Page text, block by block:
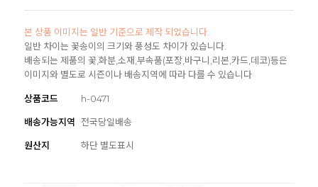
본 상품 이미지는 일반 기준으로 제작 되었습니다.
일반 차이는 꽃송이의 크기와 풍성도 차이가 있습니다.
배송되는 제품의 꽃,화분,소재,부속품(포장,바구니,리본,카드,데코)등은
이미지와 별도로 시즌이나 배송지역에 따라 다를 수 있습니다
상품코드 h-0471
배송가능지역 전국당일배송
원산지 하단 별도표시